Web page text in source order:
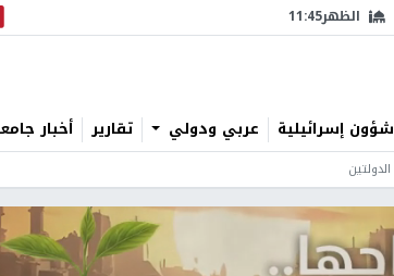
الظهر11:45
شؤون إسرائيلية عربي ودولي تقارير أخبار